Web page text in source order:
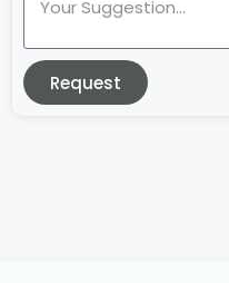
Request